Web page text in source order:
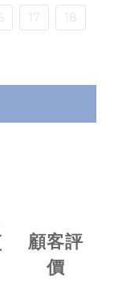
17 18
顧客評
價